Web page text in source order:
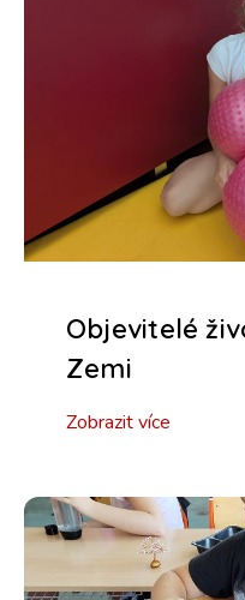
Objevitelé
Zemi
Zobrazit více